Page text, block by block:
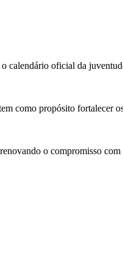
calendário oficial da
como propósito fortalecer
o compromisso